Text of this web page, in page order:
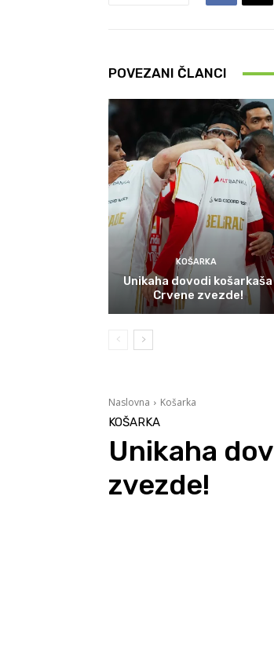
POVEZANI ČLANCI
KOŠARKA
Unikaha dovodi košarkaša
Crvene zvezde!